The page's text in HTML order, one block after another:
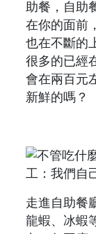
助餐，自助
在你的面前
也在不斷的
很多的已經
會在兩百元
新鮮的嗎？
走進自助餐
龍蝦、冰蝦